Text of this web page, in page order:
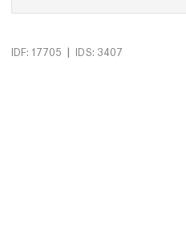
IDF: 17705 | IDS: 3407